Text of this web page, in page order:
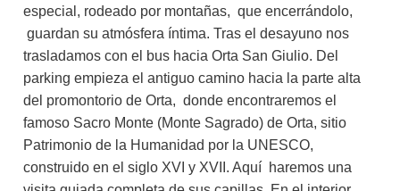
especial, rodeado por montañas, que encerrándolo,
guardan su atmósfera íntima. Tras el desayuno nos
trasladamos con el bus hacia Orta San Giulio. Del
parking empieza el antiguo camino hacia la parte alta
del promontorio de Orta, donde encontraremos el
famoso Sacro Monte (Monte Sagrado) de Orta, sitio
Patrimonio de la Humanidad por la UNESCO,
construido en el siglo XVI y XVII. Aquí haremos una